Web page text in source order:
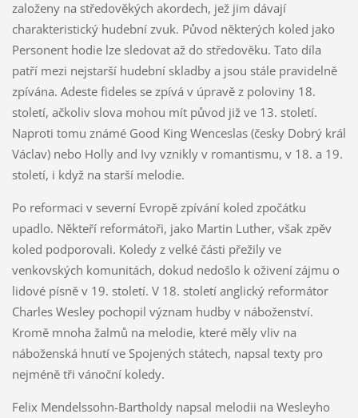
založeny na středověkých akordech, jež jim dávají
charakteristický hudební zvuk. Původ některých koled jako
Personent hodie lze sledovat až do středověku. Tato díla
patří mezi nejstarší hudební skladby a jsou stále pravidelně
zpívána. Adeste fideles se zpívá v úpravě z poloviny 18.
století, ačkoliv slova mohou mít původ již ve 13. století.
Naproti tomu známé Good King Wenceslas (česky Dobrý král
Václav) nebo Holly and Ivy vznikly v romantismu, v 18. a 19.
století, i když na starší melodie.
Po reformaci v severní Evropě zpívání koled zpočátku
upadlo. Někteří reformátoři, jako Martin Luther, však zpěv
koled podporovali. Koledy z velké části přežily ve
venkovských komunitách, dokud nedošlo k oživení zájmu o
lidové písně v 19. století. V 18. století anglický reformátor
Charles Wesley pochopil význam hudby v náboženství.
Kromě mnoha žalmů na melodie, které měly vliv na
náboženská hnutí ve Spojených státech, napsal texty pro
nejméně tři vánoční koledy.
Felix Mendelssohn-Bartholdy napsal melodii na Wesleyho